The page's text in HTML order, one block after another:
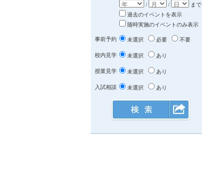
/ /
まで
過去のイベントを表示
随時実施のイベントのみ表示
事前予約 未選択 必要 不要
校内見学 未選択 あり
授業見学 未選択 あり
入試相談 未選択 あり